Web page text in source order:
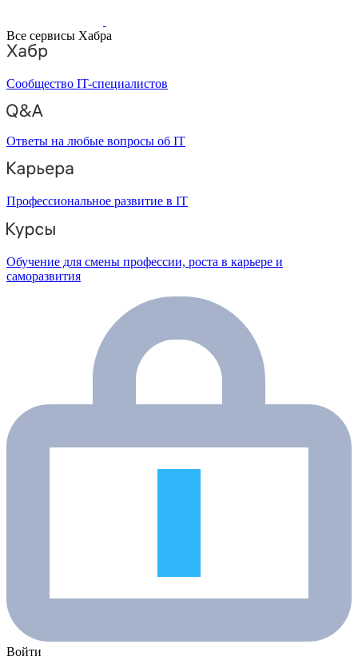
Все сервисы Хабра
Сообщество IT-специалистов
Ответы на любые вопросы об IT
Профессиональное развитие в IT
Обучение для смены профессии, роста в карьере и
саморазвития
Войти